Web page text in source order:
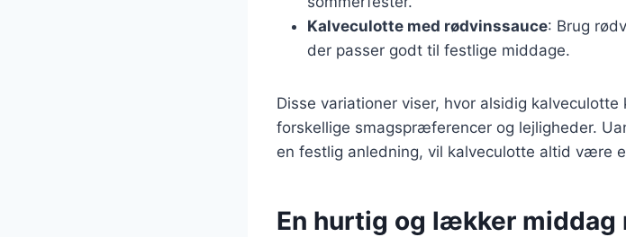
Kalveculotte med rødvinssauce: Brug
der passer godt til festlige middage.
Disse variationer viser, hvor alsidig
forskellige smagspræferencer og lejligheder.
en festlig anledning, vil kalveculotte altid være
En hurtig og lækker middag